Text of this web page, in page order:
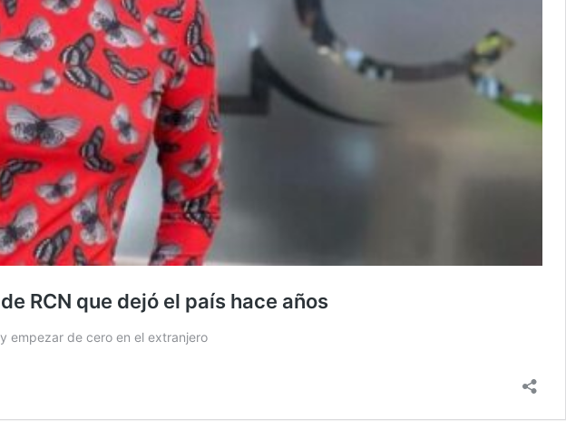
RCN que dejó el país hace años
empezar de cero en el extranjero